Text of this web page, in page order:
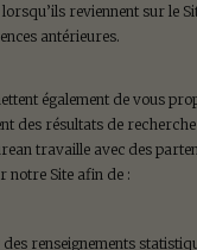
reviennent sur le
antérieures.
également de vous
des résultats de
travaille avec des
notre Site afin de :
renseignements